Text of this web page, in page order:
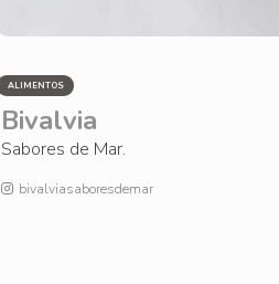
ALIMENTOS
Bivalvia
Sabores de Mar.
bivalviasaboresdemar